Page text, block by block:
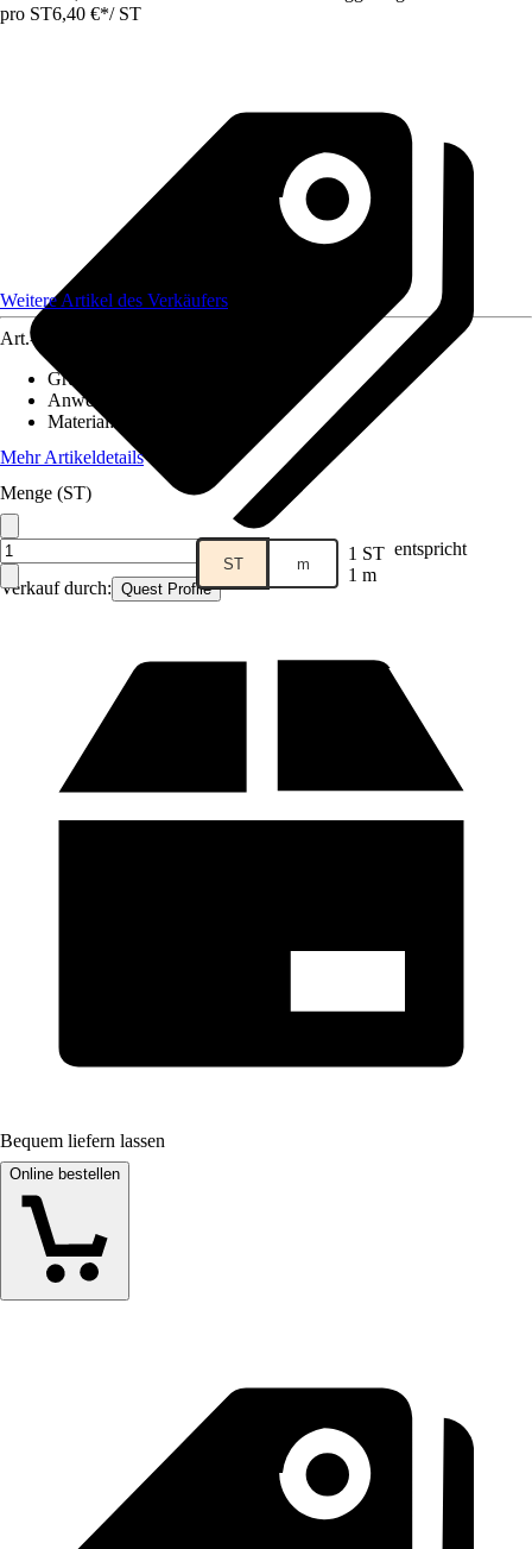
pro ST6,40 €*/ ST
Verkauf durch: Quest Profile
Weitere Artikel des Verkäufers
Art.-Nr.
Grundfarbe
Anwendungsbereich
Material:
Mehr Artikeldetails
Menge (ST)
ST m 1 ST entspricht
1 m
Bequem liefern lassen
Online bestellen